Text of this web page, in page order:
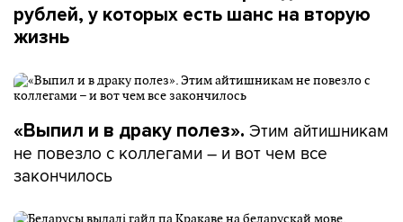
рублей, у которых есть шанс на вторую
жизнь
«Выпил и в драку полез». Этим айтишникам
не повезло с коллегами – и вот чем все
закончилось